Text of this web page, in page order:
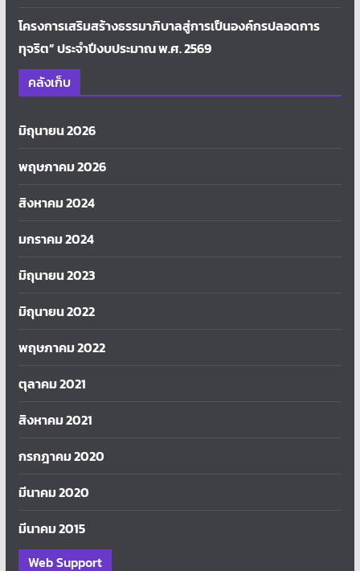
โครงการเสริมสร้างธรรมาภิบาลสู่การเป็นองค์กรปลอดการ
ทุจริต” ประจำปีงบประมาณ พ.ศ. 2569
คลังเก็บ
มิถุนายน 2026
พฤษภาคม 2026
สิงหาคม 2024
มกราคม 2024
มิถุนายน 2023
มิถุนายน 2022
พฤษภาคม 2022
ตุลาคม 2021
สิงหาคม 2021
กรกฎาคม 2020
มีนาคม 2020
มีนาคม 2015
Web Support